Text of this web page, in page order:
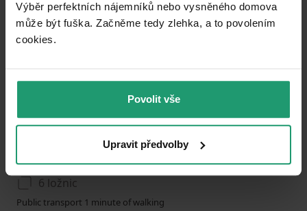
Výběr perfektních nájemníků nebo vysněného domova
může být fuška. Začněme tedy zlehka, a to povolením
cookies.​
Povolit vše
Upravit předvolby
12 3
6 ložnic
Public transport 1 minute of walking